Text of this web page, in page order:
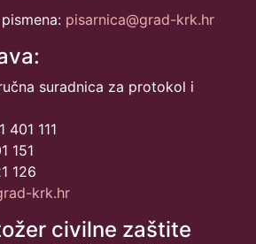
pisarnica@grad-krk.hr
suradnica za protokol i
111
151
126
krk.hr
civilne zaštite